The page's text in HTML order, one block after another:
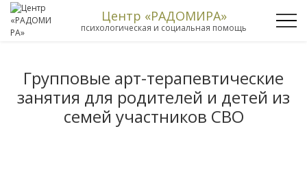
Центр «РАДОМИРА»
психологическая и социальная помощь
Групповые арт-терапевтические
занятия для родителей и детей из
семей участников СВО